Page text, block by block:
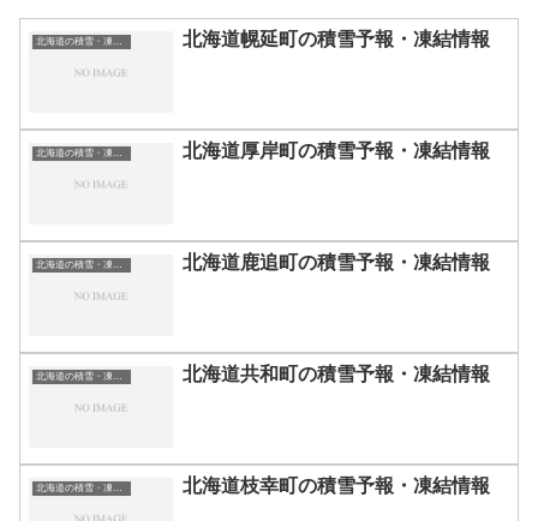
北海道の積雪・凍結情報 北海道幌延町の積雪予報・凍結情報
北海道の積雪・凍結情報 北海道厚岸町の積雪予報・凍結情報
北海道の積雪・凍結情報 北海道鹿追町の積雪予報・凍結情報
北海道の積雪・凍結情報 北海道共和町の積雪予報・凍結情報
北海道の積雪・凍結情報 北海道枝幸町の積雪予報・凍結情報